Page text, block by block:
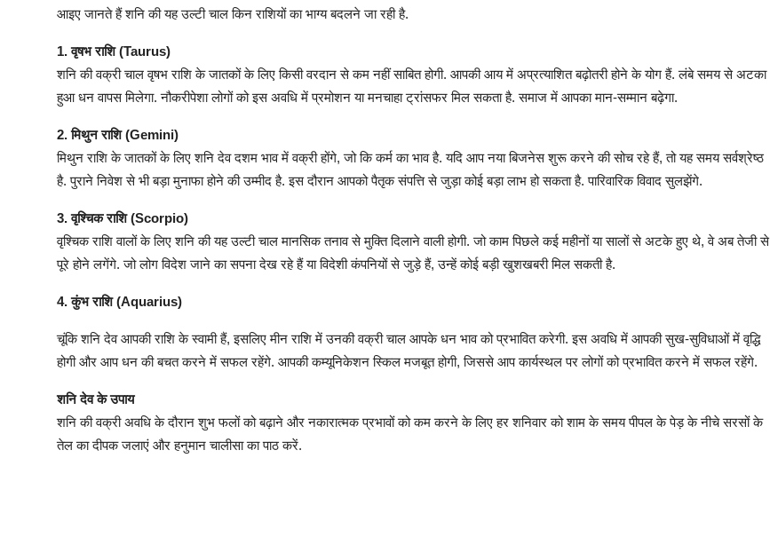
आइए जानते हैं शनि की यह उल्टी चाल किन राशियों का भाग्य बदलने जा रही है.
1. वृषभ राशि (Taurus)
शनि की वक्री चाल वृषभ राशि के जातकों के लिए किसी वरदान से कम नहीं साबित होगी. आपकी आय में अप्रत्याशित बढ़ोतरी होने के योग हैं. लंबे समय से अटका
हुआ धन वापस मिलेगा. नौकरीपेशा लोगों को इस अवधि में प्रमोशन या मनचाहा ट्रांसफर मिल सकता है. समाज में आपका मान-सम्मान बढ़ेगा.
2. मिथुन राशि (Gemini)
मिथुन राशि के जातकों के लिए शनि देव दशम भाव में वक्री होंगे, जो कि कर्म का भाव है. यदि आप नया बिजनेस शुरू करने की सोच रहे हैं, तो यह समय सर्वश्रेष्ठ
है. पुराने निवेश से भी बड़ा मुनाफा होने की उम्मीद है. इस दौरान आपको पैतृक संपत्ति से जुड़ा कोई बड़ा लाभ हो सकता है. पारिवारिक विवाद सुलझेंगे.
3. वृश्चिक राशि (Scorpio)
वृश्चिक राशि वालों के लिए शनि की यह उल्टी चाल मानसिक तनाव से मुक्ति दिलाने वाली होगी. जो काम पिछले कई महीनों या सालों से अटके हुए थे, वे अब तेजी से
पूरे होने लगेंगे. जो लोग विदेश जाने का सपना देख रहे हैं या विदेशी कंपनियों से जुड़े हैं, उन्हें कोई बड़ी खुशखबरी मिल सकती है.
4. कुंभ राशि (Aquarius)
चूंकि शनि देव आपकी राशि के स्वामी हैं, इसलिए मीन राशि में उनकी वक्री चाल आपके धन भाव को प्रभावित करेगी. इस अवधि में आपकी सुख-सुविधाओं में वृद्धि
होगी और आप धन की बचत करने में सफल रहेंगे. आपकी कम्यूनिकेशन स्किल मजबूत होगी, जिससे आप कार्यस्थल पर लोगों को प्रभावित करने में सफल रहेंगे.
शनि देव के उपाय
शनि की वक्री अवधि के दौरान शुभ फलों को बढ़ाने और नकारात्मक प्रभावों को कम करने के लिए हर शनिवार को शाम के समय पीपल के पेड़ के नीचे सरसों के
तेल का दीपक जलाएं और हनुमान चालीसा का पाठ करें.